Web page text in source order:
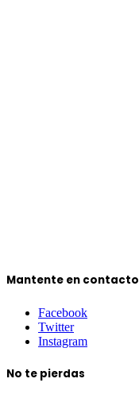
Mantente en contacto
Facebook
Twitter
Instagram
No te pierdas